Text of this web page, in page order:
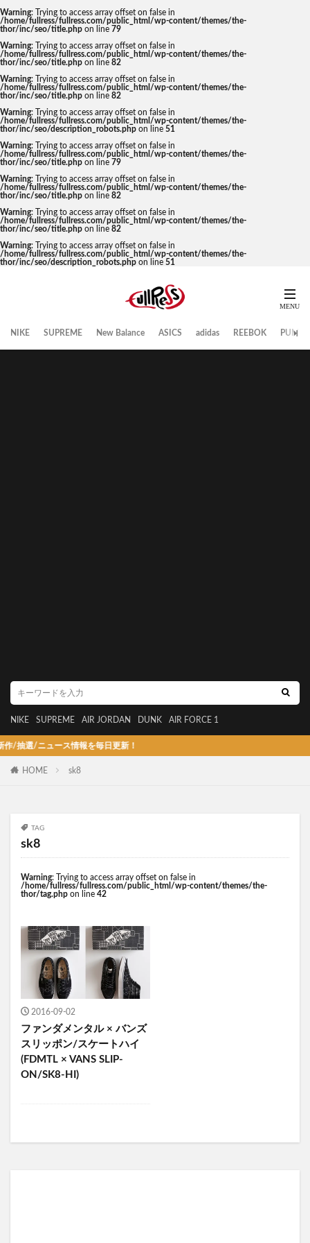
Warning: Trying to access array offset on false in
/home/fullress/fullress.com/public_html/wp-content/themes/the-
thor/inc/seo/title.php on line 79
Warning: Trying to access array offset on false in
/home/fullress/fullress.com/public_html/wp-content/themes/the-
thor/inc/seo/title.php on line 82
Warning: Trying to access array offset on false in
/home/fullress/fullress.com/public_html/wp-content/themes/the-
thor/inc/seo/title.php on line 82
Warning: Trying to access array offset on false in
/home/fullress/fullress.com/public_html/wp-content/themes/the-
thor/inc/seo/description_robots.php on line 51
Warning: Trying to access array offset on false in
/home/fullress/fullress.com/public_html/wp-content/themes/the-
thor/inc/seo/title.php on line 79
Warning: Trying to access array offset on false in
/home/fullress/fullress.com/public_html/wp-content/themes/the-
thor/inc/seo/title.php on line 82
Warning: Trying to access array offset on false in
/home/fullress/fullress.com/public_html/wp-content/themes/the-
thor/inc/seo/title.php on line 82
Warning: Trying to access array offset on false in
/home/fullress/fullress.com/public_html/wp-content/themes/the-
thor/inc/seo/description_robots.php on line 51
NIKE SUPREME New Balance ASICS adidas REEBOK PUMA
NIKE SUPREME AIR JORDAN DUNK AIR FORCE 1
/ニュース情報を毎日更新！
HOME sk8
TAG
sk8
Warning: Trying to access array offset on false in
/home/fullress/fullress.com/public_html/wp-content/themes/the-
thor/tag.php on line 42
2016-09-02
ファンダメンタル × バンズ
スリッポン/スケートハイ
(FDMTL × VANS SLIP-
ON/SK8-HI)